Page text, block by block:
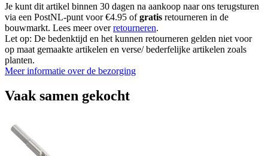
Je kunt dit artikel binnen 30 dagen na aankoop naar ons terugsturen
via een PostNL-punt voor €4.95 ofgratis retourneren in de
bouwmarkt. Lees meer overretourneren.
Let op: De bedenktijd en het kunnen retourneren gelden niet voor
op maat gemaakte artikelen en verse/ bederfelijke artikelen zoals
planten.
Meer informatie over de bezorging
Vaak samen gekocht